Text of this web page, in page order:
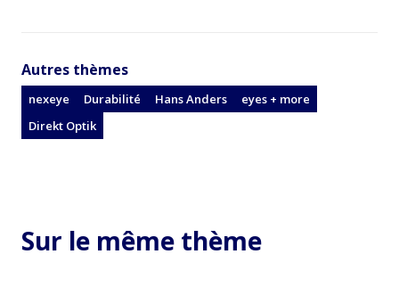
Autres thèmes
nexeye Durabilité Hans Anders
eyes + more
Direkt Optik
Sur le même thème